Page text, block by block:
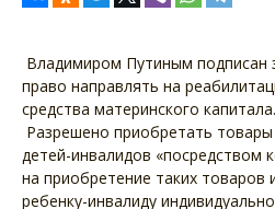
Владимиром Путиным подписан
право направлять на
средства материнского капитала.
Разрешено приобретать товары
детей-инвалидов «посредством
на приобретение таких товаров
ребенку-инвалиду